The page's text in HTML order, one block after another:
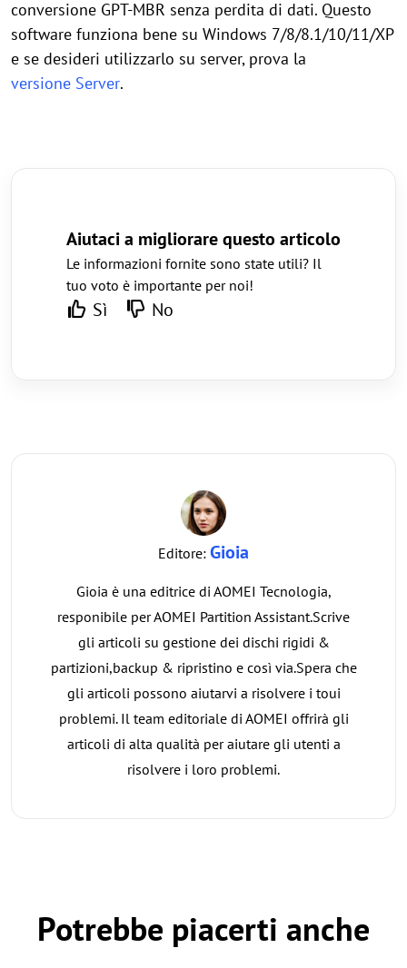
conversione GPT-MBR senza perdita di dati. Questo
software funziona bene su Windows 7/8/8.1/10/11/XP
e se desideri utilizzarlo su server, prova la
versione Server.
Aiutaci a migliorare questo articolo
Le informazioni fornite sono state utili? Il
tuo voto è importante per noi!
Sì No
Editore: Gioia
Gioia è una editrice di AOMEI Tecnologia,
responibile per AOMEI Partition Assistant.Scrive
gli articoli su gestione dei dischi rigidi &
partizioni,backup & ripristino e così via.Spera che
gli articoli possono aiutarvi a risolvere i toui
problemi. Il team editoriale di AOMEI offrirà gli
articoli di alta qualità per aiutare gli utenti a
risolvere i loro problemi.
Potrebbe piacerti anche